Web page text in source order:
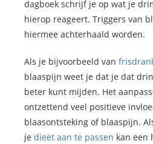
dagboek schrijf je op wat je
hierop reageert. Triggers van
hiermee achterhaald worden.
Als je bijvoorbeeld van
blaaspijn weet je dat je dat
beter kunt mijden. Het
ontzettend veel positieve
blaasontsteking of blaaspijn.
je dieet aan te passen kan een